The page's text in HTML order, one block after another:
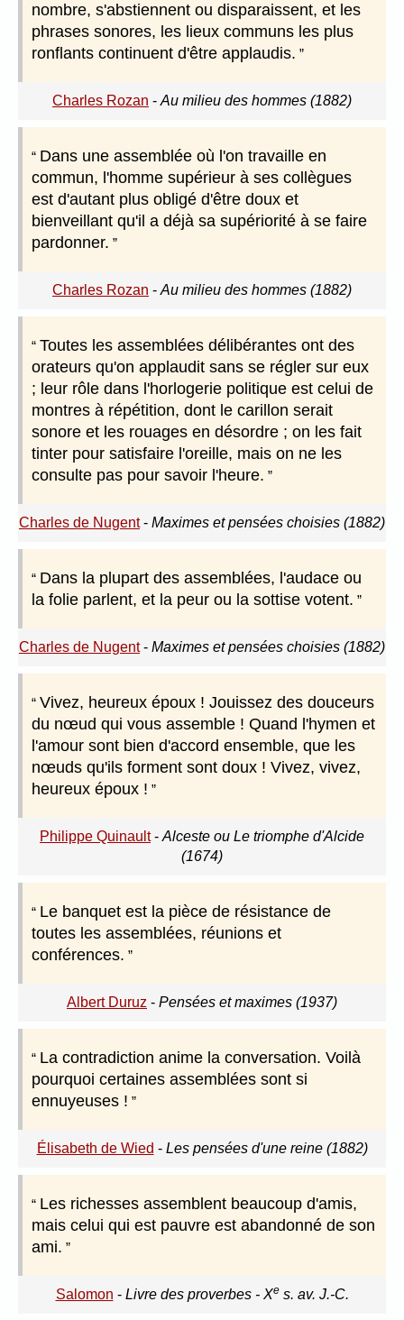
nombre, s'abstiennent ou disparaissent, et les
phrases sonores, les lieux communs les plus
ronflants continuent d'être applaudis.
Charles Rozan - Au milieu des hommes (1882)
Dans une assemblée où l'on travaille en
commun, l'homme supérieur à ses collègues
est d'autant plus obligé d'être doux et
bienveillant qu'il a déjà sa supériorité à se faire
pardonner.
Charles Rozan - Au milieu des hommes (1882)
Toutes les assemblées délibérantes ont des
orateurs qu'on applaudit sans se régler sur eux
; leur rôle dans l'horlogerie politique est celui de
montres à répétition, dont le carillon serait
sonore et les rouages en désordre ; on les fait
tinter pour satisfaire l'oreille, mais on ne les
consulte pas pour savoir l'heure.
Charles de Nugent- Maximes et pensées choisies (1882)
Dans la plupart des assemblées, l'audace ou
la folie parlent, et la peur ou la sottise votent.
Charles de Nugent- Maximes et pensées choisies (1882)
Vivez, heureux époux ! Jouissez des douceurs
du nœud qui vous assemble ! Quand l'hymen et
l'amour sont bien d'accord ensemble, que les
nœuds qu'ils forment sont doux ! Vivez, vivez,
heureux époux !
Philippe Quinault- Alceste ou Le triomphe d'Alcide
(1674)
Le banquet est la pièce de résistance de
toutes les assemblées, réunions et
conférences.
Albert Duruz - Pensées et maximes (1937)
La contradiction anime la conversation. Voilà
pourquoi certaines assemblées sont si
ennuyeuses !
Élisabeth de Wied - Les pensées d'une reine (1882)
Les richesses assemblent beaucoup d'amis,
mais celui qui est pauvre est abandonné de son
ami.
Salomon - Livre des proverbes - Xes. av. J.-C.